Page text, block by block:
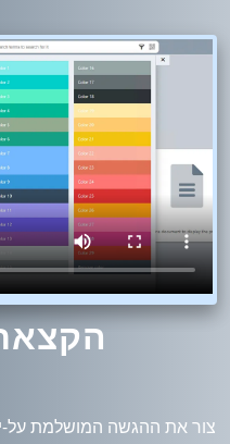
צור את ההגשה המושלמת על-